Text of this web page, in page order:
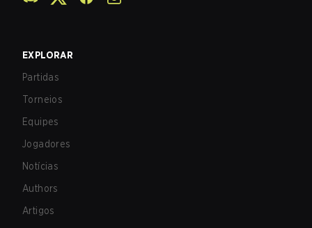
EXPLORAR
Partidas
Torneios
Equipes
Jogadores
Notícias
Authors
Artigos